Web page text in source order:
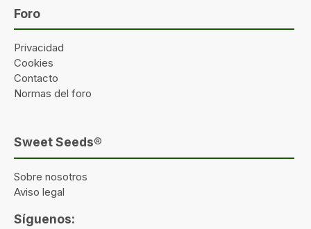
Foro
Privacidad
Cookies
Contacto
Normas del foro
Sweet Seeds®
Sobre nosotros
Aviso legal
Síguenos: